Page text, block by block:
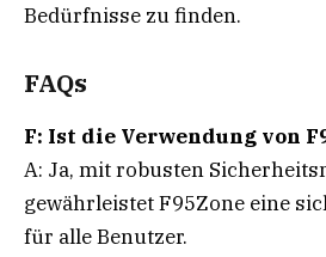
Bedürfnisse zu finden.
FAQs
F: Ist die Verwendung von
A: Ja, mit robusten
gewährleistet F95Zone eine
für alle Benutzer.